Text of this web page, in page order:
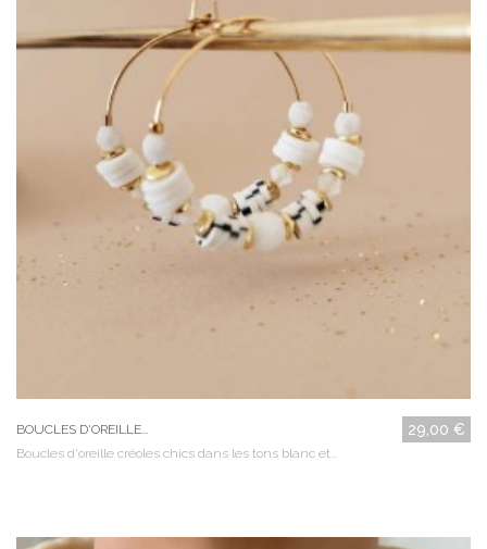
BOUCLES D'OREILLE... 29,00 €
Boucles d'oreille créoles chics dans les tons blanc et...